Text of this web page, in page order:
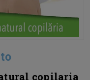
copilaria